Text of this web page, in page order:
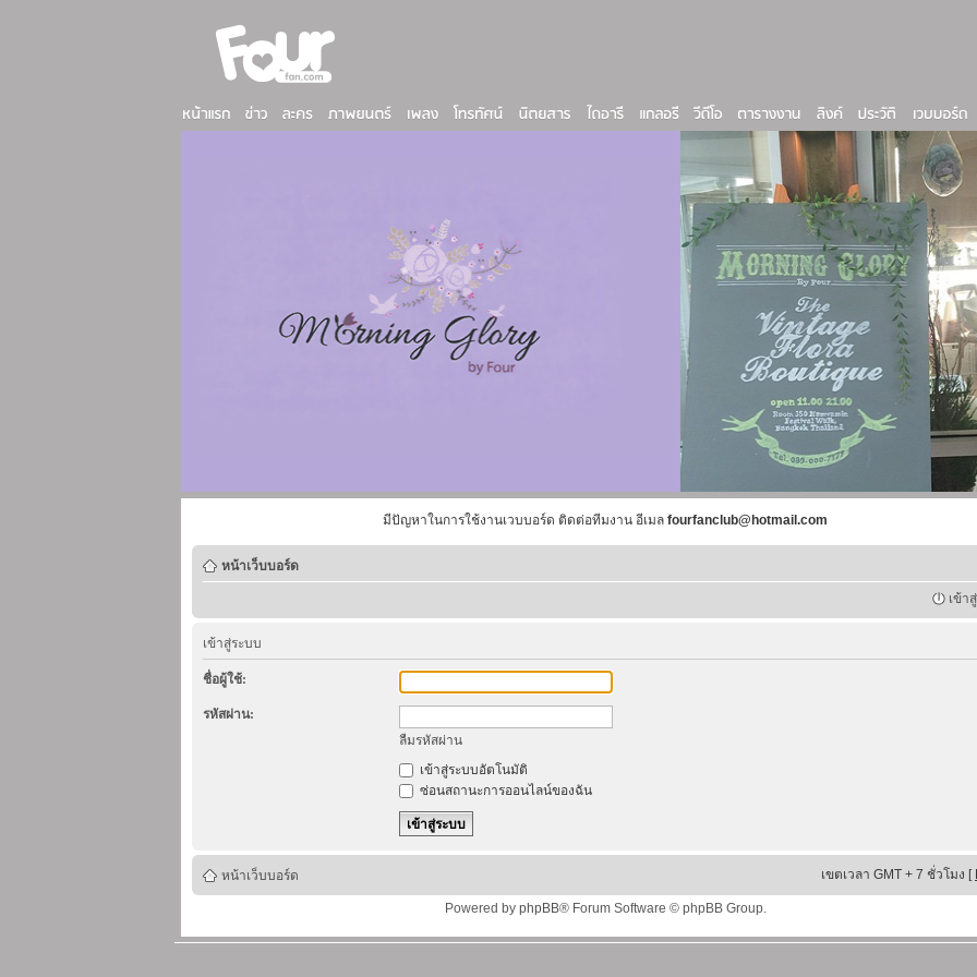
มีปัญหาในการใช้งานเวบบอร์ด ติดต่อทีมงาน อีเมล fourfanclub@hotmail.com
หน้าเว็บบอร์ด
เข้า
เข้าสู่ระบบ
ชื่อผู้ใช้:
รหัสผ่าน:
ลืมรหัสผ่าน
เข้าสู่ระบบอัตโนมัติ
ซ่อนสถานะการออนไลน์ของฉัน
หน้าเว็บบอร์ด เขตเวลา GMT + 7 ชั่วโมง [
Powered by phpBB® Forum Software © phpBB Group.